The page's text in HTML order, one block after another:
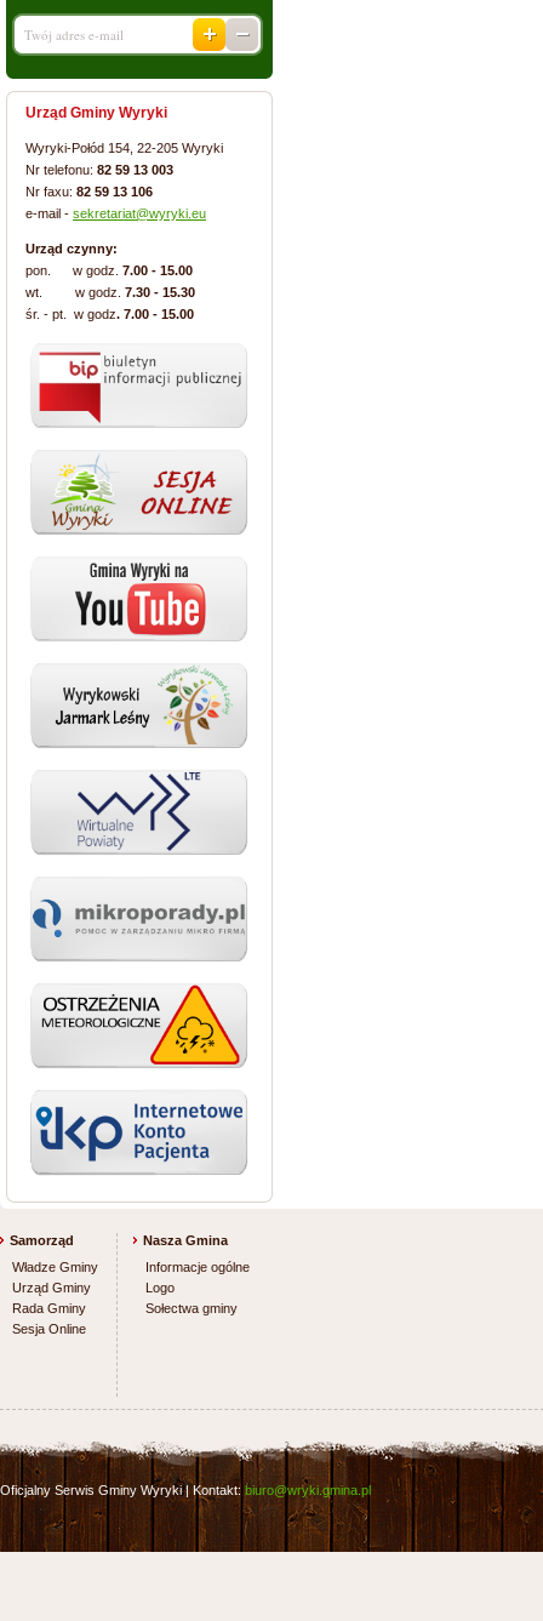
Urząd Gminy Wyryki
Wyryki-Połód 154, 22-205 Wyryki
Nr telefonu: 82 59 13 003
Nr faxu: 82 59 13 106
e-mail - sekretariat@wyryki.eu
Urząd czynny:
pon. w godz. 7.00 - 15.00
wt. w godz. 7.30 - 15.30
śr. - pt. w godz. 7.00 - 15.00
Samorząd
Władze Gminy
Urząd Gminy
Rada Gminy
Sesja Online
Nasza Gmina
Informacje ogólne
Logo
Sołectwa gminy
Oficjalny Serwis Gminy Wyryki | Kontakt: biuro@wryki.gmina.pl